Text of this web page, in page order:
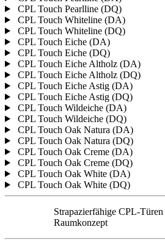
CPL Touch Pearlline (DQ)
CPL Touch Whiteline (DA)
CPL Touch Whiteline (DQ)
CPL Touch Eiche (DA)
CPL Touch Eiche (DQ)
CPL Touch Eiche Altholz (DA)
CPL Touch Eiche Altholz (DQ)
CPL Touch Eiche Astig (DA)
CPL Touch Eiche Astig (DQ)
CPL Touch Wildeiche (DA)
CPL Touch Wildeiche (DQ)
CPL Touch Oak Natura (DA)
CPL Touch Oak Natura (DQ)
CPL Touch Oak Creme (DA)
CPL Touch Oak Creme (DQ)
CPL Touch Oak White (DA)
CPL Touch Oak White (DQ)
Strapazierfähige CPL-
Raumkonzept